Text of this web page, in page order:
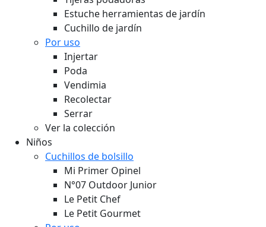
Estuche herramientas de jardín
Cuchillo de jardín
Por uso
Injertar
Poda
Vendimia
Recolectar
Serrar
Ver la colección
Niños
Cuchillos de bolsillo
Mi Primer Opinel
N°07 Outdoor Junior
Le Petit Chef
Le Petit Gourmet